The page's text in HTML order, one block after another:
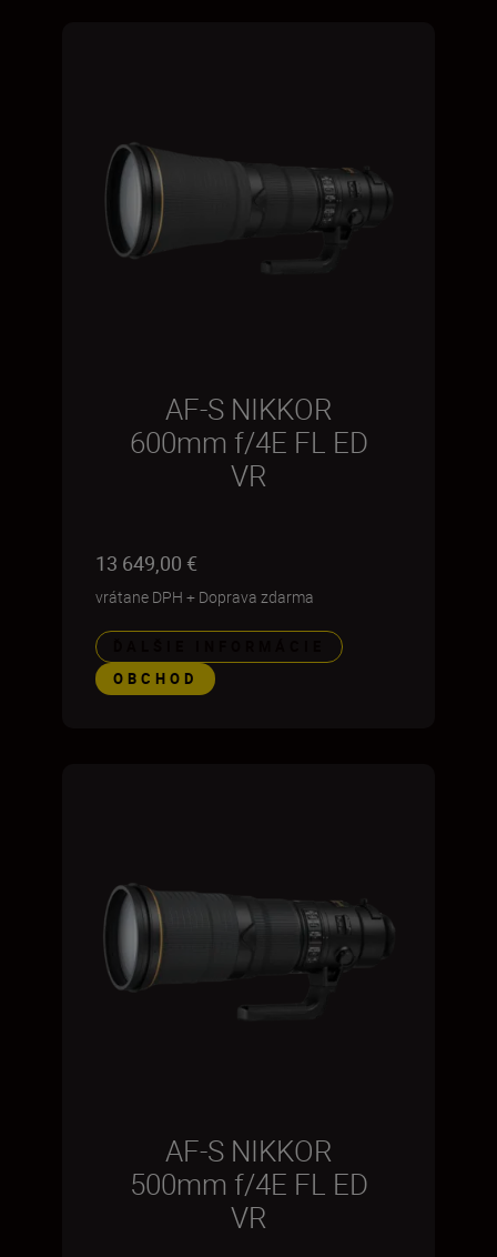
AF-S NIKKOR
600mm f/4E FL ED
VR
13 649,00 €
vrátane DPH + Doprava zdarma
OBCHOD
AF-S NIKKOR
500mm f/4E FL ED
VR